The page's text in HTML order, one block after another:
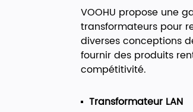
VOOHU propose une
transformateurs pour
diverses conceptions
fournir des produits
compétitivité.
Transformateur LAN